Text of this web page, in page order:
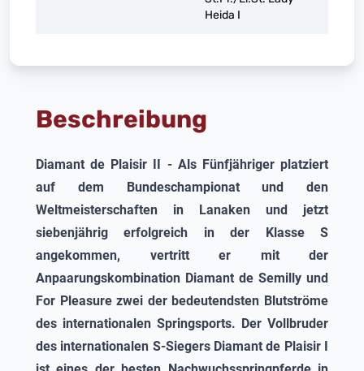
Heida I
Beschreibung
Diamant de Plaisir II
- Als Fünfjähriger platziert
auf dem Bundeschampionat und den
Weltmeisterschaften in Lanaken und jetzt
siebenjährig erfolgreich in der Klasse S
angekommen, vertritt er mit der
Anpaarungskombination Diamant de Semilly und
For Pleasure zwei der bedeutendsten Blutströme
des internationalen Springsports. Der Vollbruder
des internationalen S-Siegers Diamant de PlaisirI